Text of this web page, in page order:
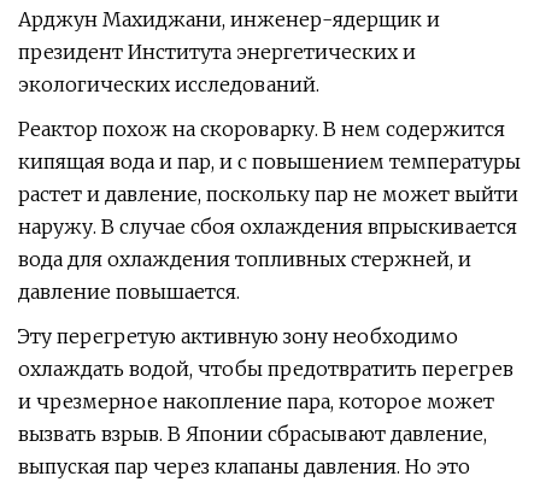
Арджун Махиджани, инженер-ядерщик и
президент Института энергетических и
экологических исследований.
Реактор похож на скороварку. В нем содержится
кипящая вода и пар, и с повышением температуры
растет и давление, поскольку пар не может выйти
наружу. В случае сбоя охлаждения впрыскивается
вода для охлаждения топливных стержней, и
давление повышается.
Эту перегретую активную зону необходимо
охлаждать водой, чтобы предотвратить перегрев
и чрезмерное накопление пара, которое может
вызвать взрыв. В Японии сбрасывают давление,
выпуская пар через клапаны давления. Но это